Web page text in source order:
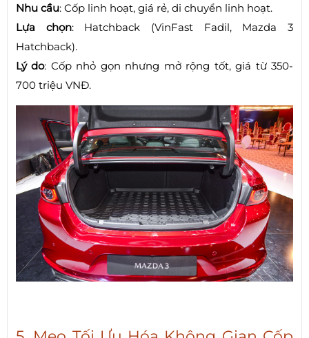
Nhu cầu: Cốp linh hoạt, giá rẻ, di chuyển linh hoạt.
Lựa chọn: Hatchback (VinFast Fadil, Mazda 3
Hatchback).
Lý do: Cốp nhỏ gọn nhưng mở rộng tốt, giá từ 350-
700 triệu VNĐ.